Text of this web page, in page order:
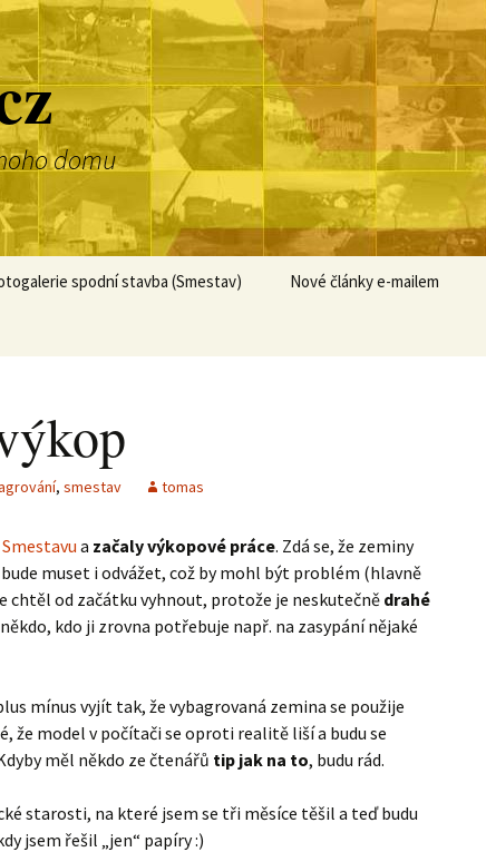
domu
spodní stavba (Smestav) Nové články e-mailem
, smestav tomas
Smestavu a začaly výkopové práce. Zdá se, že zeminy
muset i odvážet, což by mohl být problém (hlavně
chtěl od začátku vyhnout, protože je neskutečně drahé
kdo ji zrovna potřebuje např. na zasypání nějaké
mínus vyjít tak, že vybagrovaná zemina se použije
že model v počítači se oproti realitě liší a budu se
měl někdo ze čtenářů tip jak na to, budu rád.
starosti, na které jsem se tři měsíce těšil a teď budu
jsem řešil „jen“ papíry :)